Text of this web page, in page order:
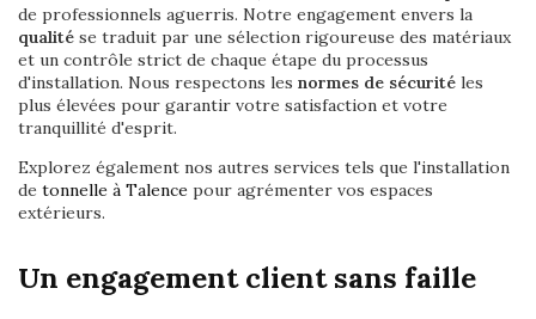
de professionnels aguerris. Notre engagement envers la
qualité se traduit par une sélection rigoureuse des matériaux
et un contrôle strict de chaque étape du processus
d'installation. Nous respectons les normes de sécurité les
plus élevées pour garantir votre satisfaction et votre
tranquillité d'esprit.
Explorez également nos autres services tels que l'installation
de tonnelle à Talence pour agrémenter vos espaces
extérieurs.
Un engagement client sans faille